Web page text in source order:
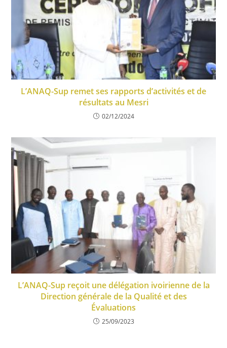
L’ANAQ-Sup remet ses rapports d’activités et de
résultats au Mesri
02/12/2024
L’ANAQ-Sup reçoit une délégation ivoirienne de la
Direction générale de la Qualité et des
Évaluations
25/09/2023